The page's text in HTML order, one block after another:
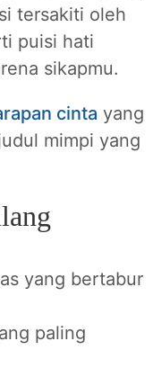
tersakiti oleh
puisi hati
sikapmu.
cinta yang
mimpi yang
yang bertabur
paling